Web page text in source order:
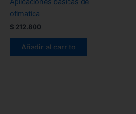
ofimatica
$ 212.800
Añadir al carrito